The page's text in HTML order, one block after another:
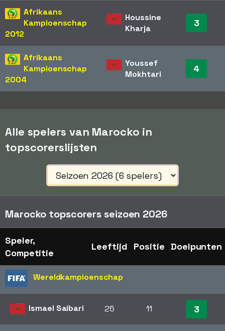
Afrikaans
Kampioenschap
2012
Houssine
Kharja
3
Afrikaans
Kampioenschap
2004
Youssef
Mokhtari
4
Alle spelers van Marocko in
topscorerslijsten
Marocko topscorers seizoen 2026
Speler,
Competitie
Leeftijd Positie Doelpunten
Wereldkampioenschap
Ismael Saibari 25 11 3